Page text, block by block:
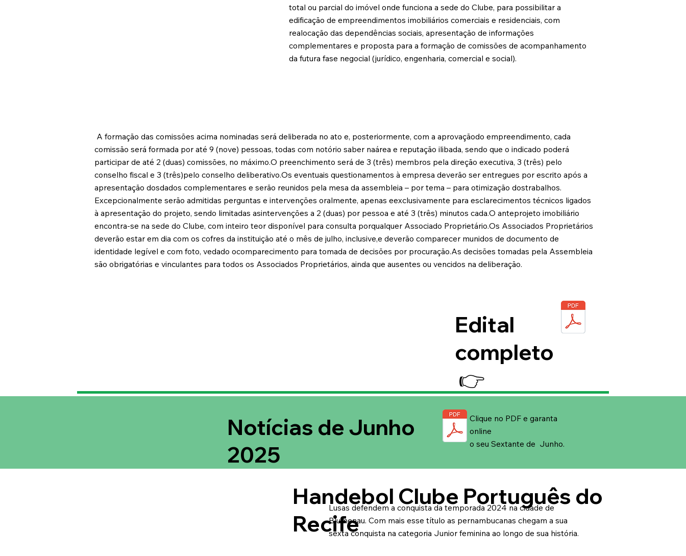
A formação das comissões acima nominadas será deliberada no ato e, posteriormente, com a aprovaçãodo empreendimento, cada
comissão será formada por até 9 (nove) pessoas, todas com notório saber naárea e reputação ilibada, sendo que o indicado poderá
participar de até 2 (duas) comissões, no máximo.O preenchimento será de 3 (três) membros pela direção executiva, 3 (três) pelo
conselho fiscal e 3 (três)pelo conselho deliberativo.Os eventuais questionamentos à empresa deverão ser entregues por escrito após a
apresentação dosdados complementares e serão reunidos pela mesa da assembleia – por tema – para otimização dostrabalhos.
Excepcionalmente serão admitidas perguntas e intervenções oralmente, apenas eexclusivamente para esclarecimentos técnicos ligados
à apresentação do projeto, sendo limitadas asintervenções a 2 (duas) por pessoa e até 3 (três) minutos cada.O anteprojeto imobiliário
encontra-se na sede do Clube, com inteiro teor disponível para consulta porqualquer Associado Proprietário.Os Associados Proprietários
deverão estar em dia com os cofres da instituição até o mês de julho, inclusive,e deverão comparecer munidos de documento de
identidade legível e com foto, vedado ocomparecimento para tomada de decisões por procuração.As decisões tomadas pela Assembleia
são obrigatórias e vinculantes para todos os Associados Proprietários, ainda que ausentes ou vencidos na deliberação.
total ou parcial do imóvel onde funciona a sede do Clube, para possibilitar a
edificação de empreendimentos imobiliários comerciais e residenciais, com
realocação das dependências sociais, apresentação de informações
complementares e proposta para a formação de comissões de acompanhamento
da futura fase negocial (jurídico, engenharia, comercial e social).
Edital
completo
👉
Clique no PDF e garanta
online
o seu Sextante de Junho.
Notícias de Junho
2025
Handebol Clube Português do
Recife
Lusas defendem a conquista da temporada 2024 na cidade de
Blumenau. Com mais esse título as pernambucanas chegam a sua
sexta conquista na categoria Junior feminina ao longo de sua história.